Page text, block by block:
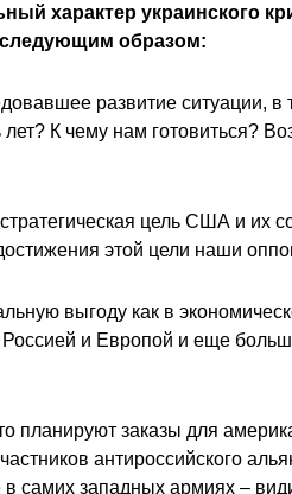
характер украинского
образом:
развитие ситуации, в
К чему нам готовиться?
стратегическая цель США и
этой цели наши
выгоду как в
и Европой и еще
планируют заказы для
антироссийского
западных армиях –